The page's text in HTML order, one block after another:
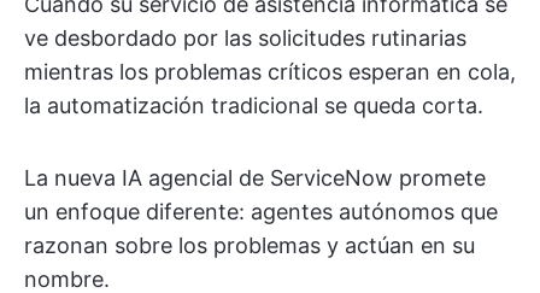
ve desbordado por las solicitudes rutinarias
mientras los problemas críticos esperan en cola,
la automatización tradicional se queda corta.
La nueva IA agencial de ServiceNow promete
un enfoque diferente: agentes autónomos que
razonan sobre los problemas y actúan en su
nombre.